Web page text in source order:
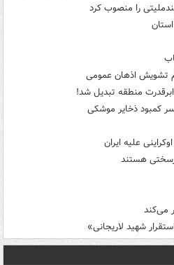
را منصوب کرد
ابرقدرت منطقه تبدیل شد!
کمبود ذخایر موشکی
علیه ایران
هستند
می‌کند
شهید لاریجانی»